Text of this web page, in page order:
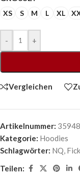
XS S M L XL
- +
Vergleichen
Artikelnummer:
Kategorie: Hoodies
Schlagwörter: NQ,
Teilen: